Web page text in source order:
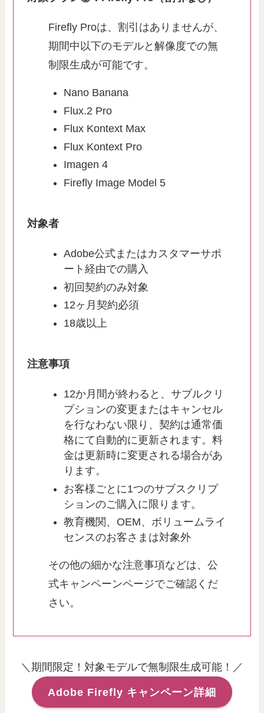
Firefly Proは、割引はありませんが、
期間中以下のモデルと解像度での無
制限生成が可能です。
Nano Banana
Flux.2 Pro
Flux Kontext Max
Flux Kontext Pro
Imagen 4
Firefly Image Model 5
対象者
Adobe公式またはカスタマーサポ
ート経由での購入
初回契約のみ対象
12ヶ月契約必須
18歳以上
注意事項
12か月間が終わると、サブルクリ
プションの変更またはキャンセル
を行なわない限り、契約は通常価
格にて自動的に更新されます。料
金は更新時に変更される場合があ
ります。
お客様ごとに1つのサブスクリプ
ションのご購入に限ります。
教育機関、OEM、ボリュームライ
センスのお客さまは対象外
その他の細かな注意事項などは、公
式キャンペーンページでご確認くだ
さい。
＼期間限定！対象モデルで無制限生成可能！／
Adobe Firefly キャンペーン詳細